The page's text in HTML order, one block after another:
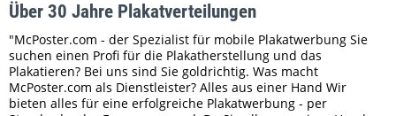
DE 80 München | Dachau | Freising | Garching |
Vaterstetten - Bayern
DE 81 München | Starnberg | Holzkirchen |
Wolfrathshausen | Ebersberg - Bayern
DE 82 Garmisch Partenkirchen | Marktoberdorf |
Über 30 Jahre Plakatverteilungen
"McPoster.com - der Spezialist für mobile Plakatwerbung Sie
suchen einen Profi für die Plakatherstellung und das
Plakatieren? Bei uns sind Sie goldrichtig. Was macht
McPoster.com als Dienstleister? Alles aus einer Hand Wir
bieten alles für eine erfolgreiche Plakatwerbung - per